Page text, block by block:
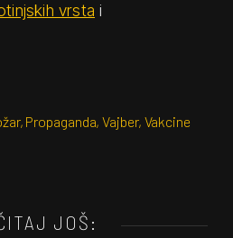
vrsta i
, Propaganda,Vajber, Vakcine
JOŠ: